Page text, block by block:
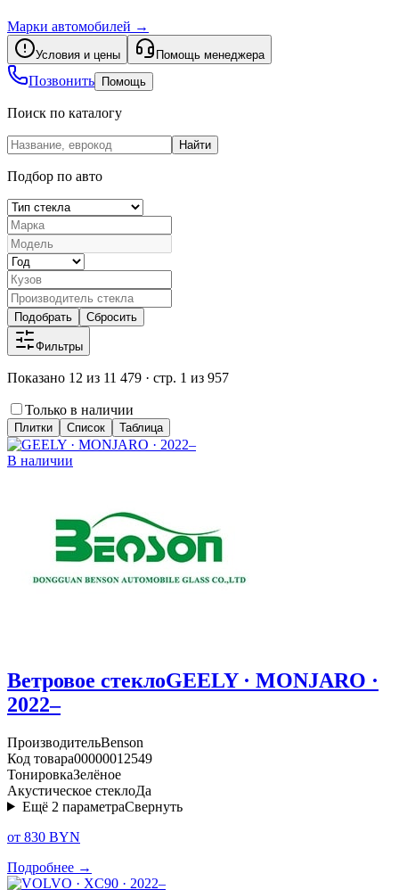
Марки автомобилей →
Условия и цены Помощь менеджера
Позвонить Помощь
Поиск по каталогу
Найти
Подбор по авто
Подобрать Сбросить
Фильтры
Показано 12 из 11 479 · стр. 1 из 957
Только в наличии
Плитки Список Таблица
В наличии
Ветровое стеклоGEELY · MONJARO ·
2022–
ПроизводительBenson
Код товара00000012549
ТонировкаЗелёное
Акустическое стеклоДа
Ещё 2 параметраСвернуть
от 830 BYN
Подробнее →